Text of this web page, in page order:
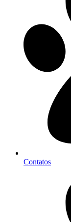
Contatos